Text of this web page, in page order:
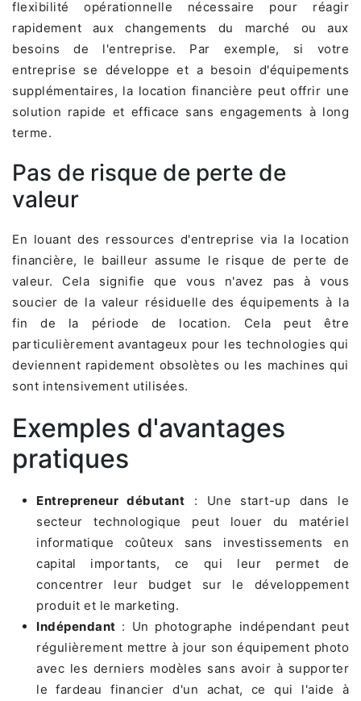
flexibilité opérationnelle nécessaire pour réagir
rapidement aux changements du marché ou aux
besoins de l'entreprise. Par exemple, si votre
entreprise se développe et a besoin d'équipements
supplémentaires, la location financière peut offrir une
solution rapide et efficace sans engagements à long
terme.
Pas de risque de perte de
valeur
En louant des ressources d'entreprise via la location
financière, le bailleur assume le risque de perte de
valeur. Cela signifie que vous n'avez pas à vous
soucier de la valeur résiduelle des équipements à la
fin de la période de location. Cela peut être
particulièrement avantageux pour les technologies qui
deviennent rapidement obsolètes ou les machines qui
sont intensivement utilisées.
Exemples d'avantages
pratiques
Entrepreneur débutant : Une start-up dans le
secteur technologique peut louer du matériel
informatique coûteux sans investissements en
capital importants, ce qui leur permet de
concentrer leur budget sur le développement
produit et le marketing.
Indépendant : Un photographe indépendant peut
régulièrement mettre à jour son équipement photo
avec les derniers modèles sans avoir à supporter
le fardeau financier d'un achat, ce qui l'aide à